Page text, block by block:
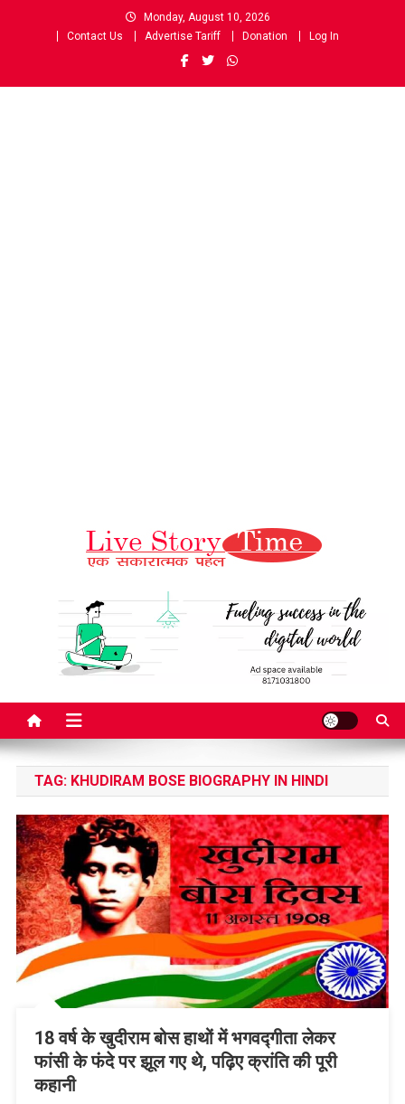
Monday, August 10, 2026
Contact Us
Advertise Tariff Donation Log In
Live Story Time
TAG: KHUDIRAM BOSE BIOGRAPHY IN HINDI
18 वर्ष के खुदीराम बोस हाथों में भगवद्गीता लेकर
फांसी के फंदे पर झूल गए थे, पढ़िए क्रांति की पूरी
कहानी